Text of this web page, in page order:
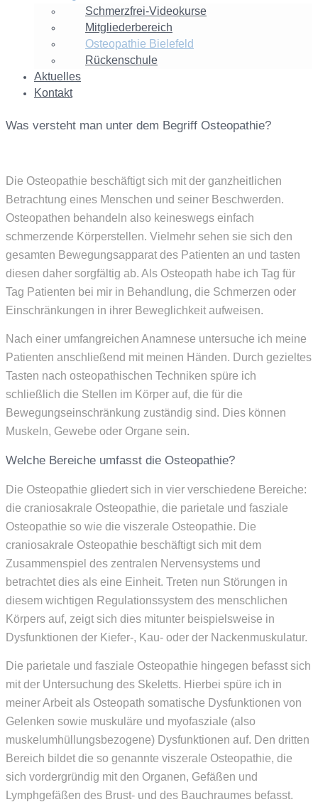
Schmerzfrei-Videokurse
Mitgliederbereich
Osteopathie Bielefeld
Rückenschule
Aktuelles
Kontakt
Osteopathie
Was versteht man unter dem Begriff Osteopathie?
Die Osteopathie beschäftigt sich mit der ganzheitlichen
Betrachtung eines Menschen und seiner Beschwerden.
Osteopathen behandeln also keineswegs einfach
schmerzende Körperstellen. Vielmehr sehen sie sich den
gesamten Bewegungsapparat des Patienten an und tasten
diesen daher sorgfältig ab. Als Osteopath habe ich Tag für
Tag Patienten bei mir in Behandlung, die Schmerzen oder
Einschränkungen in ihrer Beweglichkeit aufweisen.
Nach einer umfangreichen Anamnese untersuche ich meine
Patienten anschließend mit meinen Händen. Durch gezieltes
Tasten nach osteopathischen Techniken spüre ich
schließlich die Stellen im Körper auf, die für die
Bewegungseinschränkung zuständig sind. Dies können
Muskeln, Gewebe oder Organe sein.
Welche Bereiche umfasst die Osteopathie?
Die Osteopathie gliedert sich in vier verschiedene Bereiche:
die craniosakrale Osteopathie, die parietale und fasziale
Osteopathie so wie die viszerale Osteopathie. Die
craniosakrale Osteopathie beschäftigt sich mit dem
Zusammenspiel des zentralen Nervensystems und
betrachtet dies als eine Einheit. Treten nun Störungen in
diesem wichtigen Regulationssystem des menschlichen
Körpers auf, zeigt sich dies mitunter beispielsweise in
Dysfunktionen der Kiefer-, Kau- oder der Nackenmuskulatur.
Die parietale und fasziale Osteopathie hingegen befasst sich
mit der Untersuchung des Skeletts. Hierbei spüre ich in
meiner Arbeit als Osteopath somatische Dysfunktionen von
Gelenken sowie muskuläre und myofasziale (also
muskelumhüllungsbezogene) Dysfunktionen auf. Den dritten
Bereich bildet die so genannte viszerale Osteopathie, die
sich vordergründig mit den Organen, Gefäßen und
Lymphgefäßen des Brust- und des Bauchraumes befasst.